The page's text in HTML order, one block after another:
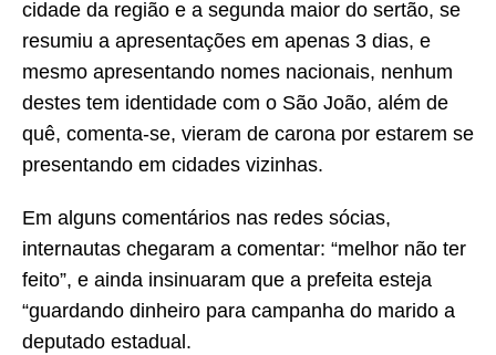
cidade da região e a segunda maior do sertão, se
resumiu a apresentações em apenas 3 dias, e
mesmo apresentando nomes nacionais, nenhum
destes tem identidade com o São João, além de
quê, comenta-se, vieram de carona por estarem se
presentando em cidades vizinhas.
Em alguns comentários nas redes sócias,
internautas chegaram a comentar: “melhor não ter
feito”, e ainda insinuaram que a prefeita esteja
“guardando dinheiro para campanha do marido a
deputado estadual.